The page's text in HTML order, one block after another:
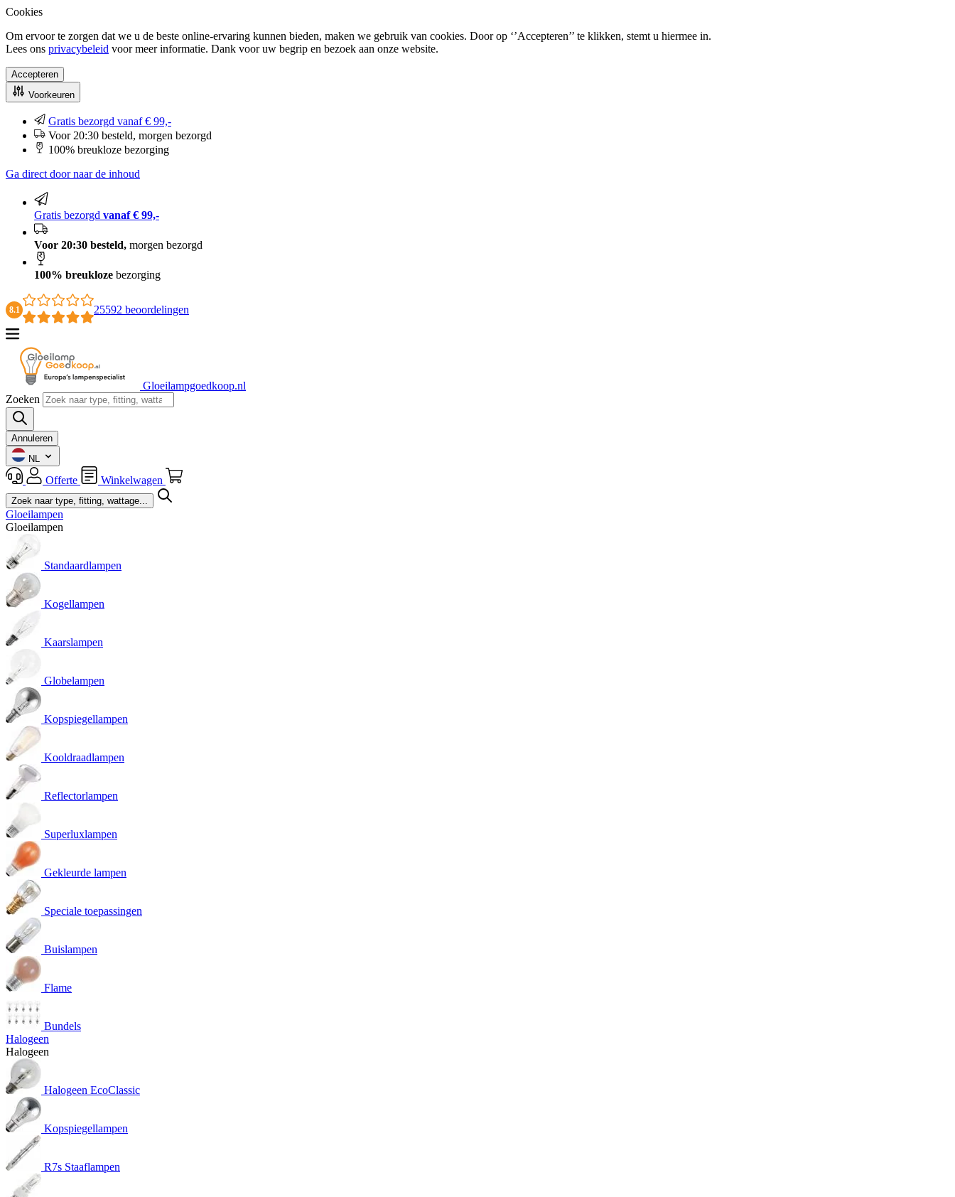
Cookies
Om ervoor te zorgen dat we u de beste online-ervaring kunnen bieden, maken we gebruik van cookies. Door op ‘’Accepteren’’ te klikken, stemt u hiermee in.
Lees ons privacybeleid voor meer informatie. Dank voor uw begrip en bezoek aan onze website.
Accepteren
Voorkeuren
Gratis bezorgd vanaf € 99,-
Voor 20:30 besteld, morgen bezorgd
100% breukloze bezorging
Ga direct door naar de inhoud
Gratis bezorgd vanaf € 99,-
Voor 20:30 besteld, morgen bezorgd
100% breukloze bezorging
8.1 25592 beoordelingen
Gloeilampgoedkoop.nl
Zoeken
Annuleren
NL
Offerte Winkelwagen
Gloeilampen
Gloeilampen
Standaardlampen
Kogellampen
Kaarslampen
Globelampen
Kopspiegellampen
Kooldraadlampen
Reflectorlampen
Superluxlampen
Gekleurde lampen
Speciale toepassingen
Buislampen
Flame
Bundels
Halogeen
Halogeen
Halogeen EcoClassic
Kopspiegellampen
R7s Staaflampen